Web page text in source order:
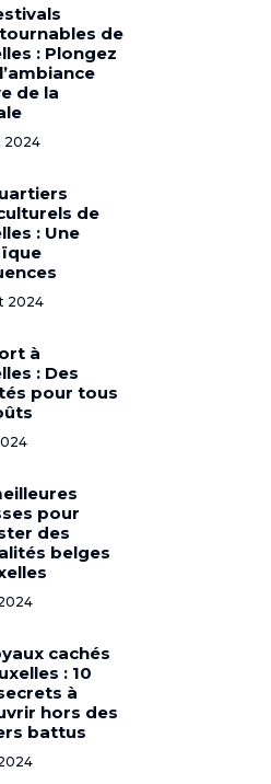
de
: Plongez
de la
2024
de
: Une
2024
à
: Des
pour tous
pour
des
belges
cachés
: 10
à
hors des
battus